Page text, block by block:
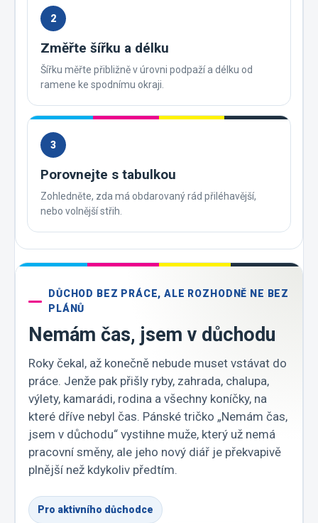
2
Změřte šířku a délku
Šířku měřte přibližně v úrovni podpaží a délku od
ramene ke spodnímu okraji.
3
Porovnejte s tabulkou
Zohledněte, zda má obdarovaný rád přiléhavější,
nebo volnější střih.
DŮCHOD BEZ PRÁCE, ALE ROZHODNĚ NE BEZ
PLÁNŮ
Nemám čas, jsem v důchodu
Roky čekal, až konečně nebude muset vstávat do
práce. Jenže pak přišly ryby, zahrada, chalupa,
výlety, kamarádi, rodina a všechny koníčky, na
které dříve nebyl čas. Pánské tričko „Nemám čas,
jsem v důchodu“ vystihne muže, který už nemá
pracovní směny, ale jeho nový diář je překvapivě
plnější než kdykoliv předtím.
Pro aktivního důchodce